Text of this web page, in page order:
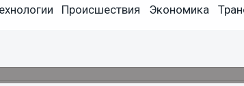
Происшествия Экономика
зоопарк «Швейцария»